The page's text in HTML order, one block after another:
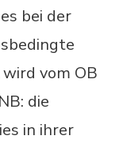
bei der
vom OB
die
in ihrer